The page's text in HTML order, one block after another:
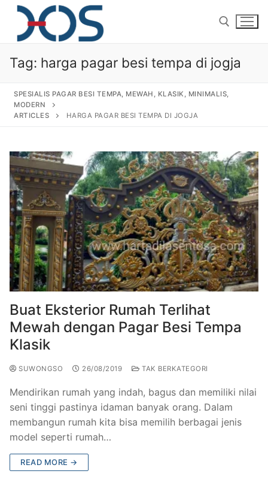
About Us
Products
Pagar Besi Tempa Klasik
Railing Tangga Besi Tempa
Railing Balkon Besi Tempa Klasik
Kursi Taman Besi Tempa
Ornamen Besi Tempa Murah Jakarta
Ranjang Besi Tempa Klasik
Pengecoran Logam Jakarta
Alat Fitness Outdoor Murah
Gallery
Gallery Gambar Pagar Besi Tempa Mewah
Gallery Kursi Taman & Kursi Teras Besi Tempa
Gallery Railing Tangga Besi Tempa Klasik Mewah
Gallery Ranjang Besi Tempa Antik Mewah
Articles
Projects
Contact Us
Tag: harga pagar besi tempa di jogja
SPESIALIS PAGAR BESI TEMPA, MEWAH, KLASIK, MINIMALIS,
MODERN
ARTICLES
HARGA PAGAR BESI TEMPA DI JOGJA
Buat Eksterior Rumah Terlihat
Mewah dengan Pagar Besi Tempa
Klasik
SUWONGSO 26/08/2019 TAK BERKATEGORI
Mendirikan rumah yang indah, bagus dan memiliki nilai
seni tinggi pastinya idaman banyak orang. Dalam
membangun rumah kita bisa memilih berbagai jenis
model seperti rumah…
READ MORE →